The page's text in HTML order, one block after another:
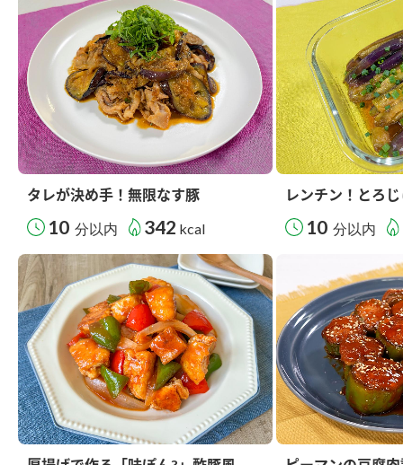
タレが決め手！無限なす豚
10 分以内 342 kcal
レンチン！とろ
10 分以内